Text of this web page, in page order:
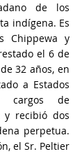
de los
indígena. Es
Chippewa y
el 6 de
32 años, en
a Estados
cargos de
y recibió dos
perpetua.
el Sr. Peltier